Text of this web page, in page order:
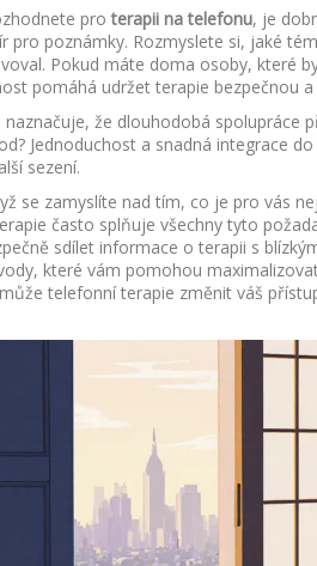
proterapii na telefonu, je
pro poznámky. Rozmyslete si, jaké
Pokud máte doma osoby, které
pomáhá udržet terapie bezpečnou a
naznačuje, že dlouhodobá spolupráce
Jednoduchost a snadná integrace
sezení.
se zamyslíte nad tím, co je pro vás
často splňuje všechny tyto
sdílet informace o terapii s
které vám pomohou
telefonní terapie změnit váš